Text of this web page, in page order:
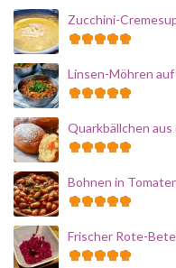
Zucchini-
Linsen-Möhren
Quarkbällchen
Bohnen in
Frischer Rote-